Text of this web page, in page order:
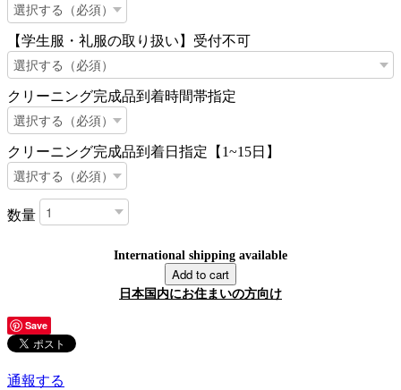
【学生服・礼服の取り扱い】受付不可
クリーニング完成品到着時間帯指定
クリーニング完成品到着日指定【1~15日】
数量
International shipping available
Add to cart
日本国内にお住まいの方向け
Save
通報する